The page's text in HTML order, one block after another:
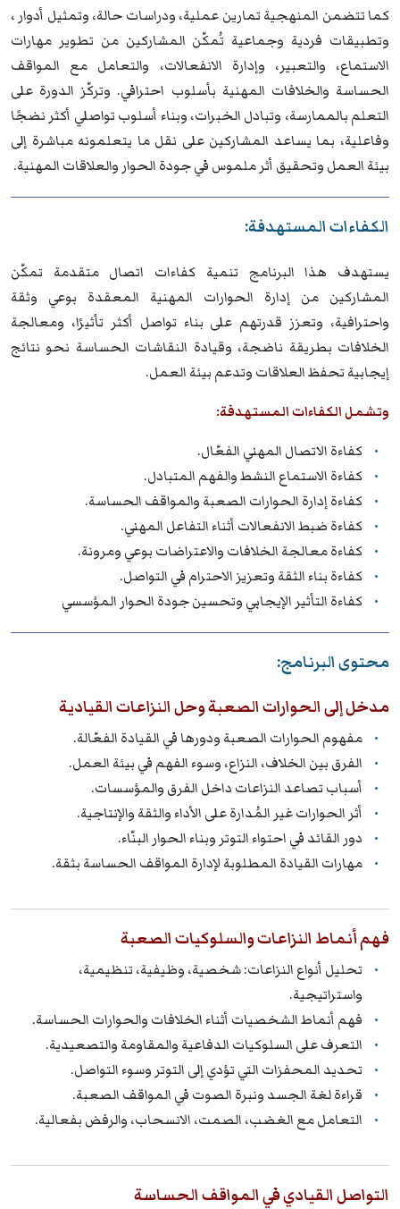
كما تتضمن المنهجية تمارين عملية، ودراسات حالة، وتمثيل أدوار ،
وتطبيقات فردية وجماعية تُمكّن المشاركين من تطوير مهارات
الاستماع، والتعبير، وإدارة الانفعالات، والتعامل مع المواقف
الحساسة والخلافات المهنية بأسلوب احترافي. وتركّز الدورة على
التعلم بالممارسة، وتبادل الخبرات، وبناء أسلوب تواصلي أكثر نضجًا
وفاعلية، بما يساعد المشاركين على نقل ما يتعلمونه مباشرة إلى
بيئة العمل وتحقيق أثر ملموس في جودة الحوار والعلاقات المهنية.
الكفاءات المستهدفة:
يستهدف هذا البرنامج تنمية كفاءات اتصال متقدمة تمكّن
المشاركين من إدارة الحوارات المهنية المعقدة بوعي وثقة
واحترافية، وتعزز قدرتهم على بناء تواصل أكثر تأثيرًا، ومعالجة
الخلافات بطريقة ناضجة، وقيادة النقاشات الحساسة نحو نتائج
إيجابية تحفظ العلاقات وتدعم بيئة العمل.
وتشمل الكفاءات المستهدفة:
كفاءة الاتصال المهني الفعّال.
كفاءة الاستماع النشط والفهم المتبادل.
كفاءة إدارة الحوارات الصعبة والمواقف الحساسة.
كفاءة ضبط الانفعالات أثناء التفاعل المهني.
كفاءة معالجة الخلافات والاعتراضات بوعي ومرونة.
كفاءة بناء الثقة وتعزيز الاحترام في التواصل.
كفاءة التأثير الإيجابي وتحسين جودة الحوار المؤسسي
محتوى البرنامج:
مدخل إلى الحوارات الصعبة وحل النزاعات القيادية
مفهوم الحوارات الصعبة ودورها في القيادة الفعّالة.
الفرق بين الخلاف، النزاع، وسوء الفهم في بيئة العمل.
أسباب تصاعد النزاعات داخل الفرق والمؤسسات.
أثر الحوارات غير المُدارة على الأداء والثقة والإنتاجية.
دور القائد في احتواء التوتر وبناء الحوار البنّاء.
مهارات القيادة المطلوبة لإدارة المواقف الحساسة بثقة.
فهم أنماط النزاعات والسلوكيات الصعبة
تحليل أنواع النزاعات: شخصية، وظيفية، تنظيمية،
واستراتيجية.
فهم أنماط الشخصيات أثناء الخلافات والحوارات الحساسة.
التعرف على السلوكيات الدفاعية والمقاومة والتصعيدية.
تحديد المحفزات التي تؤدي إلى التوتر وسوء التواصل.
قراءة لغة الجسد ونبرة الصوت في المواقف الصعبة.
التعامل مع الغضب، الصمت، الانسحاب، والرفض بفعالية.
التواصل القيادي في المواقف الحساسة